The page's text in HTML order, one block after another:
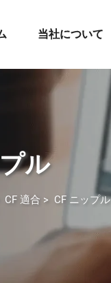
当社について
ル
CF 適合 > CF ニップル